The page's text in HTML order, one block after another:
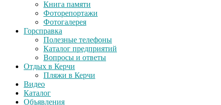
Книга памяти
Фоторепортажи
Фотогалерея
Горсправка
Полезные телефоны
Каталог предприятий
Вопросы и ответы
Отдых в Керчи
Пляжи в Керчи
Видео
Каталог
Объявления